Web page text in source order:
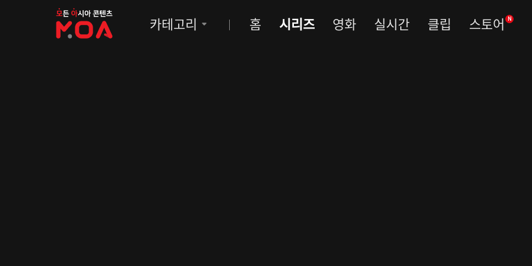
MOA
카테고리 홈 시리즈 영화 실시간 클립 스토어 N